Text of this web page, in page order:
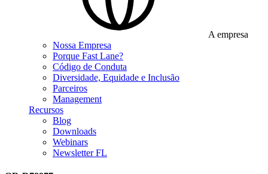
A empresa
Nossa Empresa
Porque Fast Lane?
Código de Conduta
Diversidade, Equidade e Inclusão
Parceiros
Management
Recursos
Blog
Downloads
Webinars
Newsletter FL